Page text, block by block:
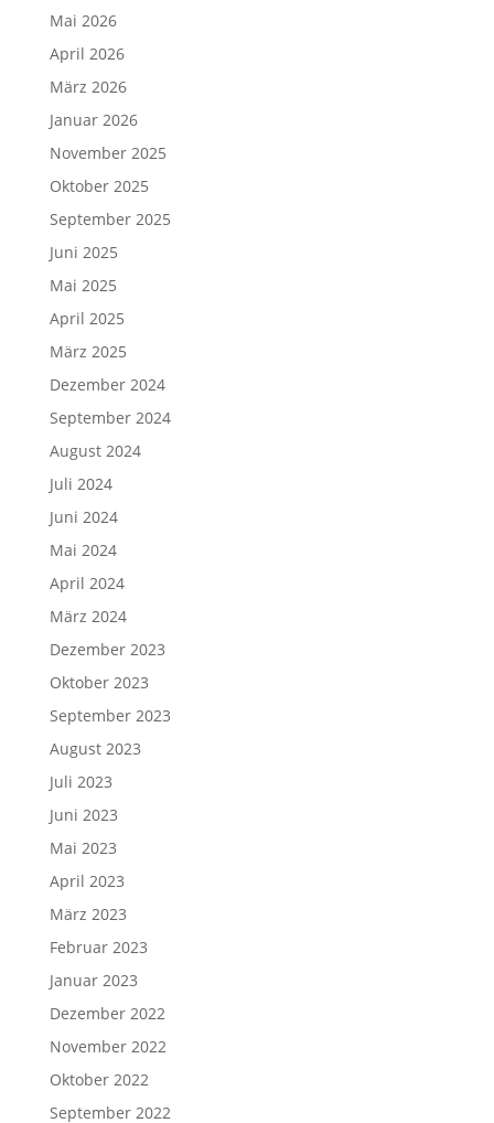
Mai 2026
April 2026
März 2026
Januar 2026
November 2025
Oktober 2025
September 2025
Juni 2025
Mai 2025
April 2025
März 2025
Dezember 2024
September 2024
August 2024
Juli 2024
Juni 2024
Mai 2024
April 2024
März 2024
Dezember 2023
Oktober 2023
September 2023
August 2023
Juli 2023
Juni 2023
Mai 2023
April 2023
März 2023
Februar 2023
Januar 2023
Dezember 2022
November 2022
Oktober 2022
September 2022